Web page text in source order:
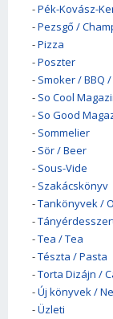
-Pék-Kovász-
-Pezsgő /
-Pizza
-Poszter
- Smoker / BBQ
- So Cool
- So Good
- Sommelier
- Sör / Beer
- Sous-Vide
- Szakácskönyv
-Tankönyvek /
-
-Tea / Tea
-Tészta / Pasta
-Torta Dizájn /
-Új könyvek /
-Üzleti